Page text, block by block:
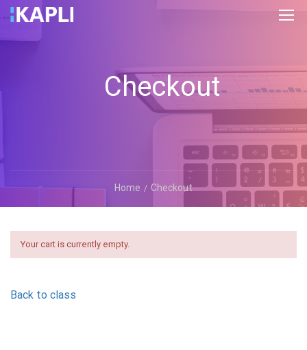
Checkout
Home Checkout
Your cart is currently empty.
Back to class